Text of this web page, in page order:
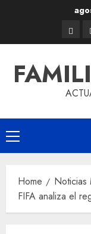
Home
Noticias
FIFA analiza el